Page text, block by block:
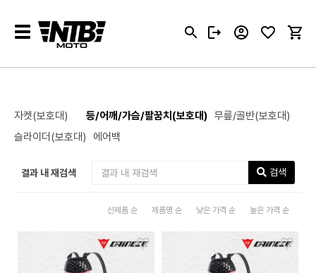
Toggle
navigation
자켓(보호대) 등/어깨/가슴/팔꿈치(보호대) 무릎/골반(보호대)
슬라이더(보호대)
에어백
결과 내 재검색 검색
신제품 순 제품명 순 낮은 가격 순 높은 가격 순